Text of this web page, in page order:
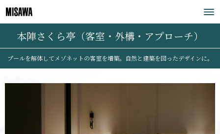
本陣さくら亭（客室・外構・アプローチ）
プールを解体してメゾネットの客室を増築。自然と建築を図ったデザインに。